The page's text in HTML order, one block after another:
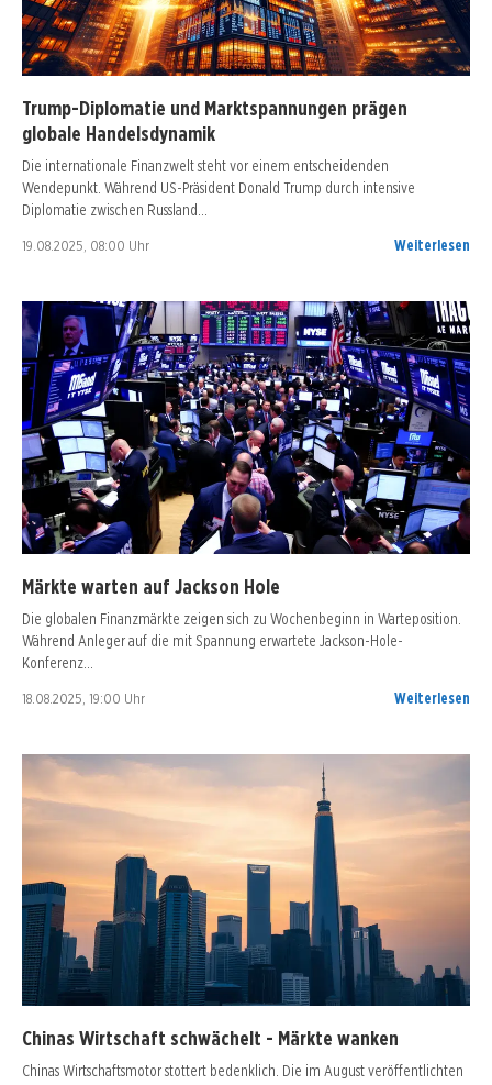
Trump-Diplomatie und Marktspannungen prägen
globale Handelsdynamik
Die internationale Finanzwelt steht vor einem entscheidenden
Wendepunkt. Während US-Präsident Donald Trump durch intensive
Diplomatie zwischen Russland…
19.08.2025, 08:00 Uhr Weiterlesen
Märkte warten auf Jackson Hole
Die globalen Finanzmärkte zeigen sich zu Wochenbeginn in Warteposition.
Während Anleger auf die mit Spannung erwartete Jackson-Hole-
Konferenz…
18.08.2025, 19:00 Uhr Weiterlesen
Chinas Wirtschaft schwächelt - Märkte wanken
Chinas Wirtschaftsmotor stottert bedenklich. Die im August veröffentlichten